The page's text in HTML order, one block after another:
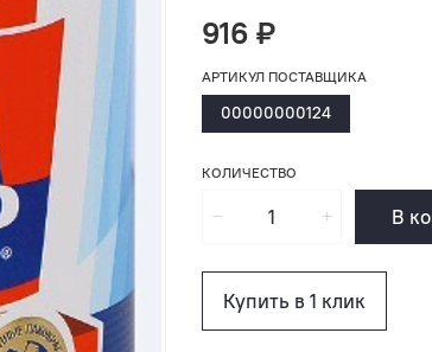
916 ₽
КОЛИЧЕСТВО
В
Купить в 1 клик
АРТИКУЛ ПОСТАВЩИКА
00000000124